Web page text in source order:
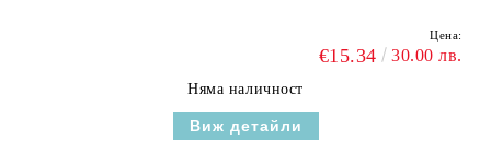
Цена:
€15.34 30.00 лв.
Няма наличност
Виж детайли